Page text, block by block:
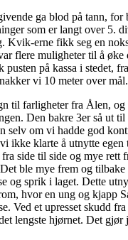
ga blod på tann, for
som er langt over 5.
Kvik-erne fikk seg en
flere muligheter til å øke
på kassa i stedet,
vi 10 meter over mål.
til farligheter fra Ålen, og
Den bakre 3er så ut
selv om vi hadde god
ikke klarte å utnytte
side til side og mye rett
ble mye frem og tilbake
og sprik i laget. Dette
hvor en ung og kjapp
Ved et upresset skudd
lengste hjørnet. Det